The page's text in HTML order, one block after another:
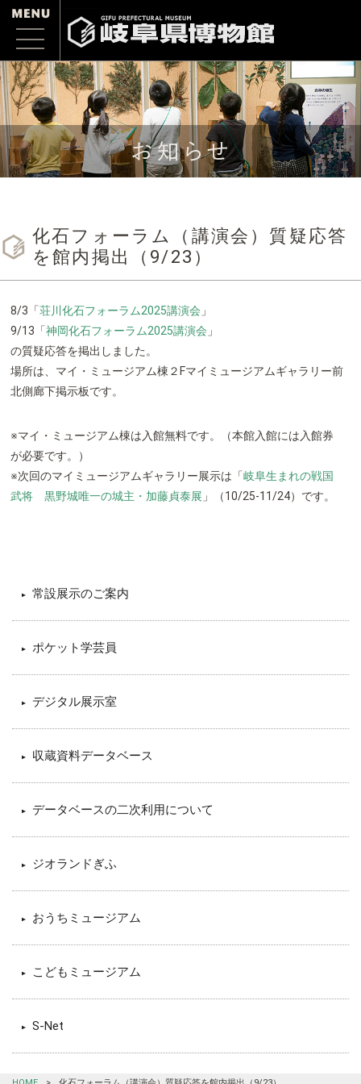
化石フォーラム（講演会）質疑応答
を館内掲出（9/23）
8/3「荘川化石フォーラム2025講演会 」
9/13「神岡化石フォーラム2025講演会 」
の質疑応答を掲出しました。
場所は、マイ・ミュージアム棟２Fマイミュージアムギャラリー前
北側廊下掲示板です。
※マイ・ミュージアム棟は入館無料です。（本館入館には入館券
が必要です。）
※次回のマイミュージアムギャラリー展示は「岐阜生まれの戦国
武将 黒野城唯一の城主・加藤貞泰展 」（10/25-11/24）です。
常設展示のご案内
ポケット学芸員
デジタル展示室
収蔵資料データベース
データベースの二次利用について
ジオランドぎふ
おうちミュージアム
こどもミュージアム
S-Net